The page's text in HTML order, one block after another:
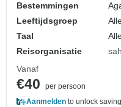
Bestemmingen
Leeftijdsgroep
Taal
Reisorganisatie
Vanaf
€40
per persoon
Aanmelden to unlock